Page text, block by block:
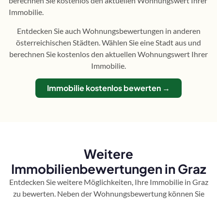
Immobilie.
Entdecken Sie auch Wohnungsbewertungen in anderen
österreichischen Städten. Wählen Sie eine Stadt aus und
berechnen Sie kostenlos den aktuellen Wohnungswert Ihrer
Immobilie.
Immobilie kostenlos bewerten →
Weitere
Immobilienbewertungen in Graz
Entdecken Sie weitere Möglichkeiten, Ihre Immobilie in Graz
zu bewerten. Neben der Wohnungsbewertung können Sie